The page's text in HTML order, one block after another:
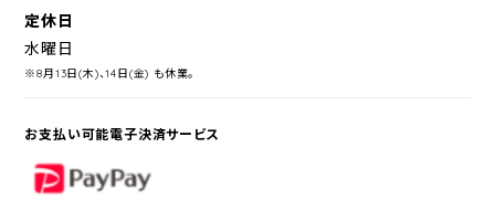
定休日
水曜日
※8月13日(木)、14日(金) も休業。
お支払い可能電子決済サービス
PayPay